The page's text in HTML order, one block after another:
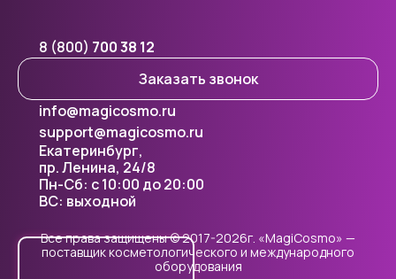
8 (800) 700 38 12
Заказать звонок
Екатеринбург,
пр. Ленина, 24/8
info@magicosmo.ru
support@magicosmo.ru
Пн-Сб: с 10:00 до 20:00
ВС: выходной
Все права защищены © 2017-2026г. «MagiCosmo» —
поставщик косметологического и международного
оборудования